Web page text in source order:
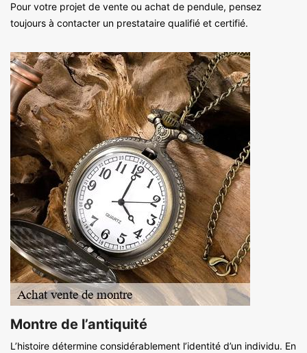
Pour votre projet de vente ou achat de pendule, pensez
toujours à contacter un prestataire qualifié et certifié.
Montre de l’antiquité
L’histoire détermine considérablement l’identité d’un individu. En